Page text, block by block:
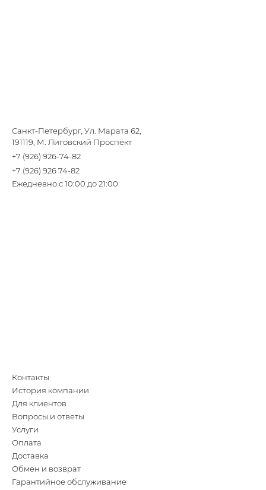
Санкт-Петербург, Ул. Марата 62,
191119, М. Лиговский Проспект
+7 (926) 926-74-82
+7 (926) 926 74-82
Ежедневно с 10:00 до 21:00
Контакты
История компании
Для клиентов
Вопросы и ответы
Услуги
Оплата
Доставка
Обмен и возврат
Гарантийное обслуживание